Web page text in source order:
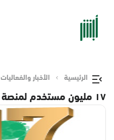
الرئيسية الأخبار والفعاليات
١٧ مليون مستخدم لمنصة "أبشر" في المملكة